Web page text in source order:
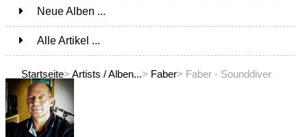
Neue Alben ...
Alle Artikel ...
Startseite> Artists / Alben...> Faber> Faber - Sounddiver